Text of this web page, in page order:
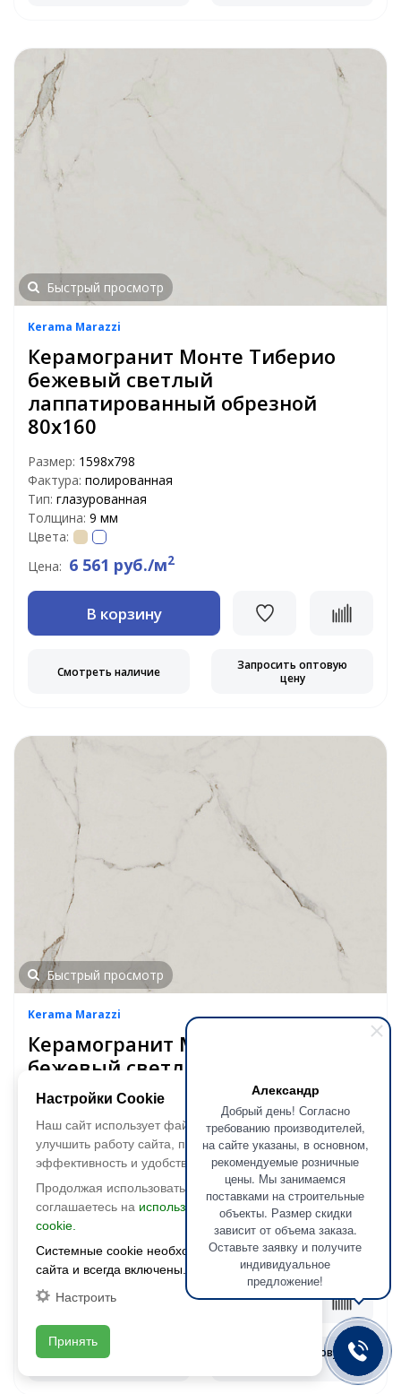
Александр
Добрый день! Согласно
требованию производителей,
на сайте указаны, в основном,
рекомендуемые розничные
цены. Мы занимаемся
поставками на строительные
объекты. Размер скидки
зависит от объема заказа.
Оставьте заявку и получите
индивидуальное
предложение!
Быстрый просмотр
Kerama Marazzi
Керамогранит Монте Тиберио
бежевый светлый
лаппатированный обрезной
80х160
Размер: 1598х798
Фактура: полированная
Тип: глазурованная
Толщина: 9 мм
Цвета:
Цена: 6 561 руб./м2
В корзину
Смотреть наличие
Запросить оптовую
цену
Быстрый просмотр
Kerama Marazzi
Керамогранит Монте Тиберио
бежевый светлый
лаппатированный обрезной
80х80
Размер:798х798
Фактура:полированная
Тип:глазурованная
Толщина:9 мм
Цвета:
Цена: 5 347 руб./м2
В корзину
Смотреть наличие
Запросить оптовую
Настройки Cookie
Наш сайт использует файлы cookie, чтобы
улучшить работу сайта, повысить его
эффективность и удобство.
Продолжая использовать сайт, вы
соглашаетесь на использование файлов
cookie.
Системные cookie необходимы для работы
сайта и всегда включены.
Настроить
Принять